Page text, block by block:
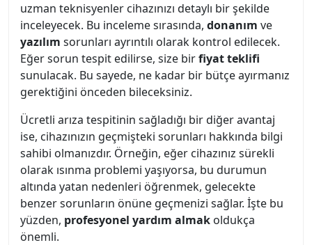
uzman teknisyenler cihazınızı detaylı bir şekilde
inceleyecek. Bu inceleme sırasında, donanım ve
yazılım sorunları ayrıntılı olarak kontrol edilecek.
Eğer sorun tespit edilirse, size birfiyat teklifi
sunulacak. Bu sayede, ne kadar bir bütçe ayırmanız
gerektiğini önceden bileceksiniz.
Ücretli arıza tespitinin sağladığı bir diğer avantaj
ise, cihazınızın geçmişteki sorunları hakkında bilgi
sahibi olmanızdır. Örneğin, eğer cihazınız sürekli
olarak ısınma problemi yaşıyorsa, bu durumun
altında yatan nedenleri öğrenmek, gelecekte
benzer sorunların önüne geçmenizi sağlar. İşte bu
yüzden, profesyonel yardım almak oldukça
önemli.